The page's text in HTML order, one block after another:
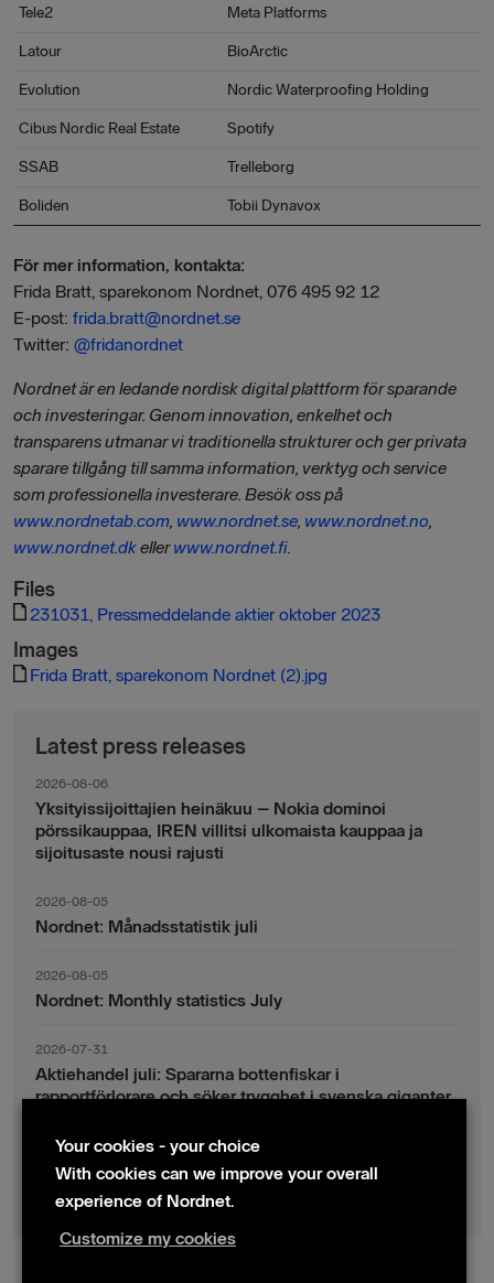
Tele2 Meta Platforms
Latour BioArctic
Evolution Nordic Waterproofing Holding
Cibus Nordic Real Estate Spotify
SSAB Trelleborg
Boliden Tobii Dynavox
För mer information, kontakta:
Frida Bratt, sparekonom Nordnet, 076 495 92 12
E-post: frida.bratt@nordnet.se
Twitter: @fridanordnet
Nordnet är en ledande nordisk digital plattform för sparande
och investeringar. Genom innovation, enkelhet och
transparens utmanar vi traditionella strukturer och ger privata
sparare tillgång till samma information, verktyg och service
som professionella investerare. Besök oss på
www.nordnetab.com, www.nordnet.se, www.nordnet.no,
www.nordnet.dkellerwww.nordnet.fi.
Files
231031, Pressmeddelande aktier oktober 2023
Images
Frida Bratt, sparekonom Nordnet (2).jpg
Latest press releases
2026-08-06
Yksityissijoittajien heinäkuu – Nokia dominoi
pörssikauppaa, IREN villitsi ulkomaista kauppaa ja
sijoitusaste nousi rajusti
2026-08-05
Nordnet: Månadsstatistik juli
2026-08-05
Nordnet: Monthly statistics July
2026-07-31
Aktiehandel juli: Spararna bottenfiskar i
rapportförlorare och söker trygghet i svenska giganter
2026-07-30
Fondsparande juli: Vinsthemtagningar i teknik – men
indexsparandet ligger fast
Your cookies - your choice
With cookies can we improve your overall
experience of Nordnet.
Customize my cookies